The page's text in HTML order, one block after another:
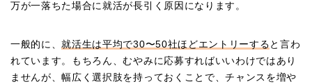
万が一落ちた場合に就活が長引く原因になります。
一般的に、就活生は平均で30〜50社ほどエントリーする と言わ
れています。もちろん、むやみに応募すればいいわけではあり
ませんが、幅広く選択肢を持っておくことで、チャンスを増や